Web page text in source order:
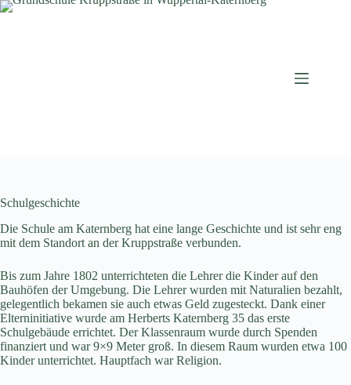
Zum
Schulgeschichte
Die Schule am Katernberg hat eine lange Geschichte und ist sehr eng
mit dem Standort an der Kruppstraße verbunden.
Bis zum Jahre 1802 unterrichteten die Lehrer die Kinder auf den
Bauhöfen der Umgebung. Die Lehrer wurden mit Naturalien bezahlt,
gelegentlich bekamen sie auch etwas Geld zugesteckt. Dank einer
Elterninitiative wurde am Herberts Katernberg 35 das erste
Schulgebäude errichtet. Der Klassenraum wurde durch Spenden
finanziert und war 9×9 Meter groß. In diesem Raum wurden etwa 100
Kinder unterrichtet. Hauptfach war Religion.